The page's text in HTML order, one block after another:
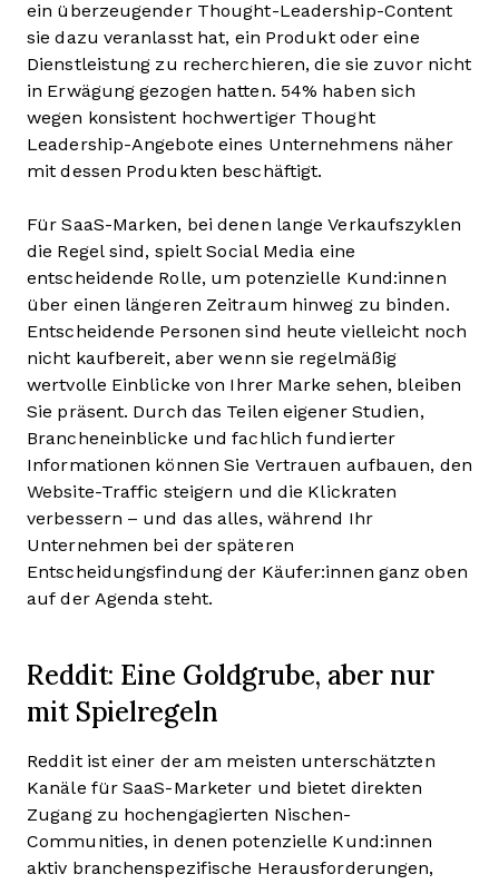
ein überzeugender Thought-Leadership-Content
sie dazu veranlasst hat, ein Produkt oder eine
Dienstleistung zu recherchieren, die sie zuvor nicht
in Erwägung gezogen hatten. 54% haben sich
wegen konsistent hochwertiger Thought
Leadership-Angebote eines Unternehmens näher
mit dessen Produkten beschäftigt.
Für SaaS-Marken, bei denen lange Verkaufszyklen
die Regel sind, spielt Social Media eine
entscheidende Rolle, um potenzielle Kund:innen
über einen längeren Zeitraum hinweg zu binden.
Entscheidende Personen sind heute vielleicht noch
nicht kaufbereit, aber wenn sie regelmäßig
wertvolle Einblicke von Ihrer Marke sehen, bleiben
Sie präsent. Durch das Teilen eigener Studien,
Brancheneinblicke und fachlich fundierter
Informationen können Sie Vertrauen aufbauen, den
Website-Traffic steigern und die Klickraten
verbessern – und das alles, während Ihr
Unternehmen bei der späteren
Entscheidungsfindung der Käufer:innen ganz oben
auf der Agenda steht.
Reddit: Eine Goldgrube, aber nur
mit Spielregeln
Reddit ist einer der am meisten unterschätzten
Kanäle für SaaS-Marketer und bietet direkten
Zugang zu hochengagierten Nischen-
Communities, in denen potenzielle Kund:innen
aktiv branchenspezifische Herausforderungen,